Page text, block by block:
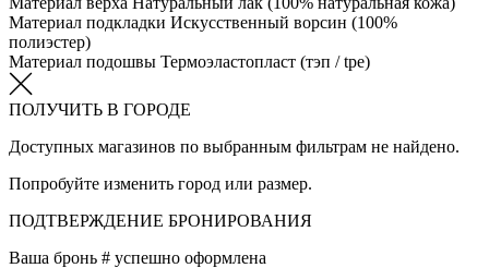
Материал подкладки Искусственный ворсин (100%
полиэстер)
Материал подошвы Термоэластопласт (тэп / tpe)
ПОЛУЧИТЬ В ГОРОДЕ
Доступных магазинов по выбранным фильтрам не найдено.
Попробуйте изменить город или размер.
ПОДТВЕРЖДЕНИЕ БРОНИРОВАНИЯ
Ваша бронь # успешно оформлена